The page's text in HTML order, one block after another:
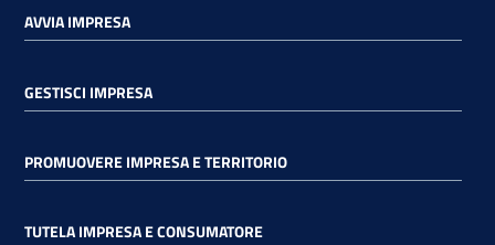
AVVIA IMPRESA
GESTISCI IMPRESA
PROMUOVERE IMPRESA E TERRITORIO
TUTELA IMPRESA E CONSUMATORE